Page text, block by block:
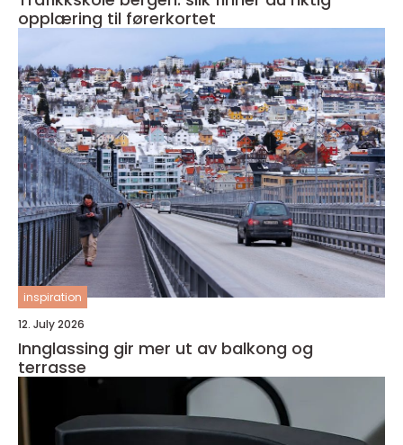
opplæring til førerkortet
inspiration
12. July 2026
Innglassing gir mer ut av balkong og
terrasse